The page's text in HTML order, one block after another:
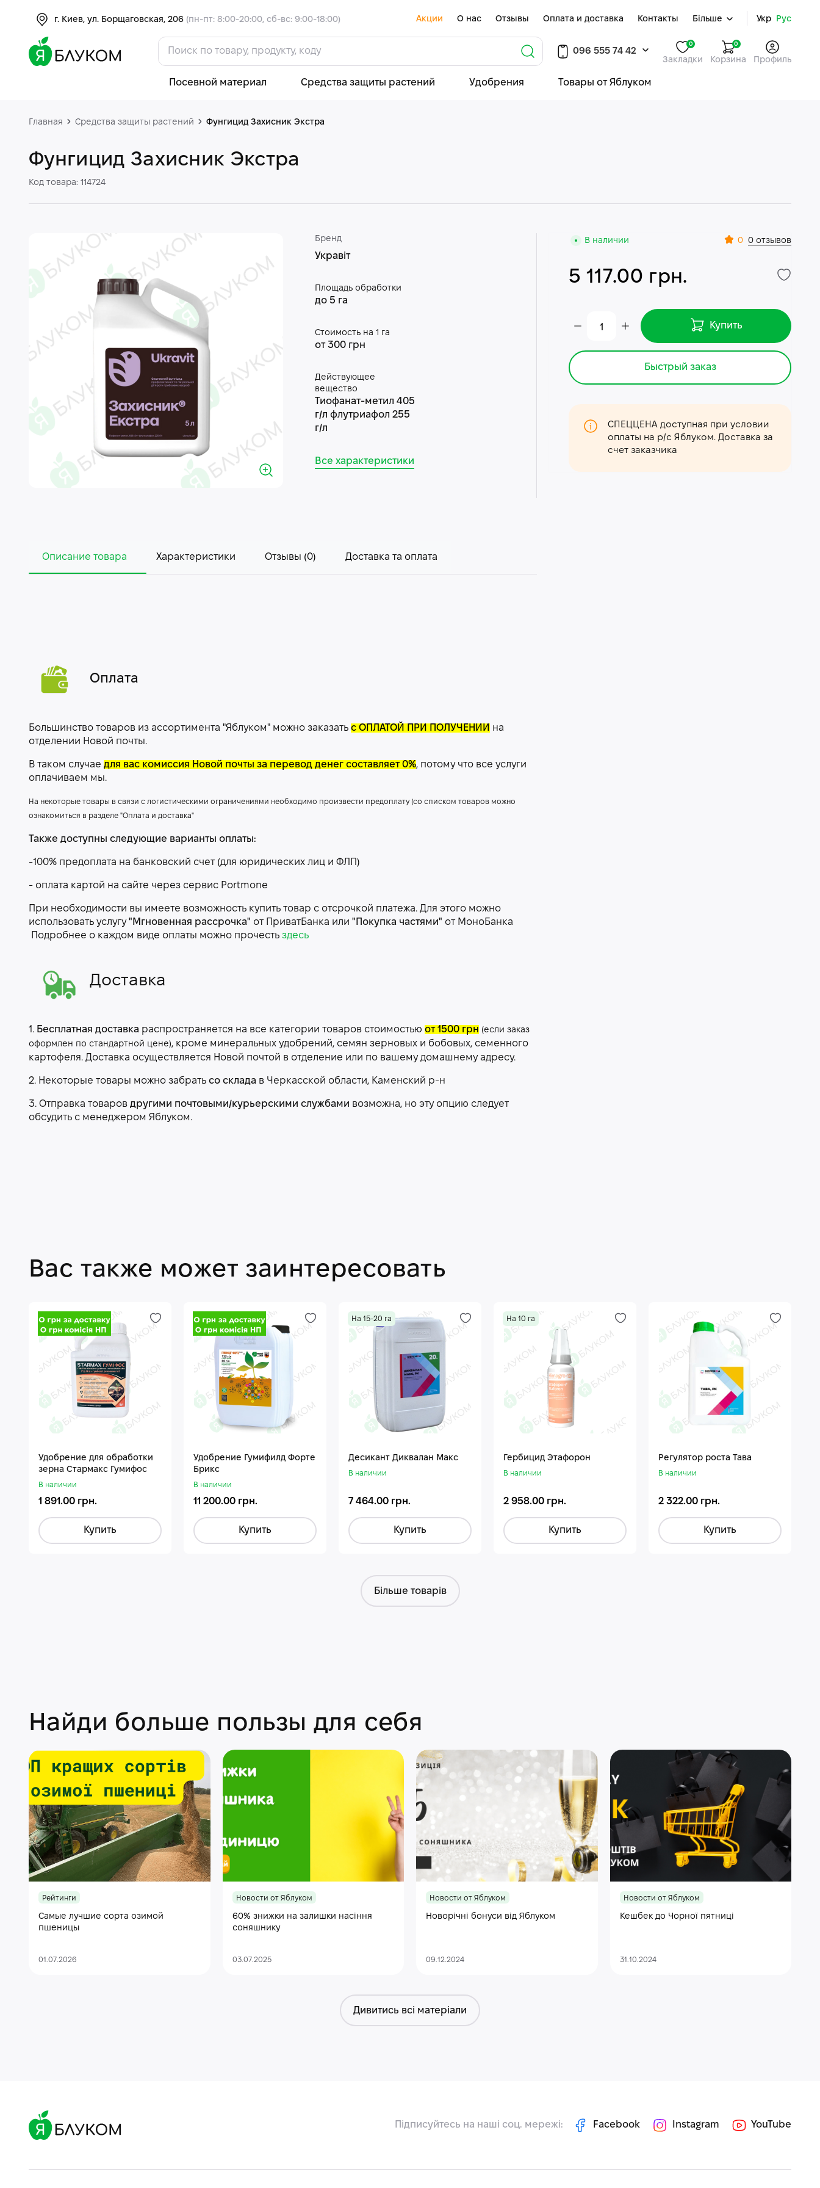
г. Киев, ул. Борщаговская, 206 (пн-пт: 8:00-20:00, сб-вс: 9:00-18:00) Акции О нас Отзывы Оплата и доставка Контакты Більше Укр Рус
096 555 74 42
Закладки
0 0
Корзина Профиль
Посевной материал Средства защиты растений Удобрения Товары от Яблуком
Главная Средства защиты растений Фунгицид Захисник Экстра
Фунгицид Захисник Экстра
Код товара: 114724
Бренд
Укравіт
Площадь обработки
до 5 га
Стоимость на 1 га
от 300 грн
Действующее
вещество
Тиофанат-метил 405
г/л флутриафол 255
г/л
Все характеристики
В наличии 0 0 отзывов
5 117.00 грн.
Купить
Быстрый заказ
СПЕЦЦЕНА доступная при условии
оплаты на р/с Яблуком. Доставка за
счет заказчика
Описание товара Характеристики Отзывы (0) Доставка та оплата
Оплата
Большинство товаров из ассортимента "Яблуком" можно заказать с ОПЛАТОЙ ПРИ ПОЛУЧЕНИИ на
отделении Новой почты.
В таком случае для вас комиссия Новой почты за перевод денег составляет 0%, потому что все услуги
оплачиваем мы.
На некоторые товары в связи с логистическими ограничениями необходимо произвести предоплату (со списком товаров можно
ознакомиться в разделе "Оплата и доставка"
Также доступны следующие варианты оплаты:
-100% предоплата на банковский счет (для юридических лиц и ФЛП)
- оплата картой на сайте через сервис Portmone
При необходимости вы имеете возможность купить товар с отсрочкой платежа. Для этого можно
использовать услугу "Мгновенная рассрочка" от ПриватБанка или "Покупка частями" от МоноБанка
Подробнее о каждом виде оплаты можно прочесть здесь
Доставка
1. Бесплатная доставка распространяется на все категории товаров стоимостью от 1500 грн (если заказ
оформлен по стандартной цене), кроме минеральных удобрений, семян зерновых и бобовых, семенного
картофеля. Доставка осуществляется Новой почтой в отделение или по вашему домашнему адресу.
2. Некоторые товары можно забрать со склада в Черкасской области, Каменский р-н
3. Отправка товаров другими почтовыми/курьерскими службами возможна, но эту опцию следует
обсудить с менеджером Яблуком.
Вас также может заинтересовать
Удобрение для обработки
зерна Стармакс Гумифос
В наличии
1 891.00 грн.
Купить
Удобрение Гумифилд Форте
Брикс
В наличии
11 200.00 грн.
Купить
На 15-20 га
Десикант Диквалан Макс
В наличии
7 464.00 грн.
Купить
На 10 га
Гербицид Этафорон
В наличии
2 958.00 грн.
Купить
Регулятор роста Тава
В наличии
2 322.00 грн.
Купить
Більше товарів
Найди больше пользы для себя
Рейтинги
Самые лучшие сорта озимой
пшеницы
01.07.2026
Новости от Яблуком
60% знижки на залишки насіння
соняшнику
03.07.2025
Новости от Яблуком
Новорічні бонуси від Яблуком
09.12.2024
Новости от Яблуком
Кешбек до Чорної пятниці
31.10.2024
Дивитись всі матеріали
Підписуйтесь на наші соц. мережі: Facebook Instagram YouTube